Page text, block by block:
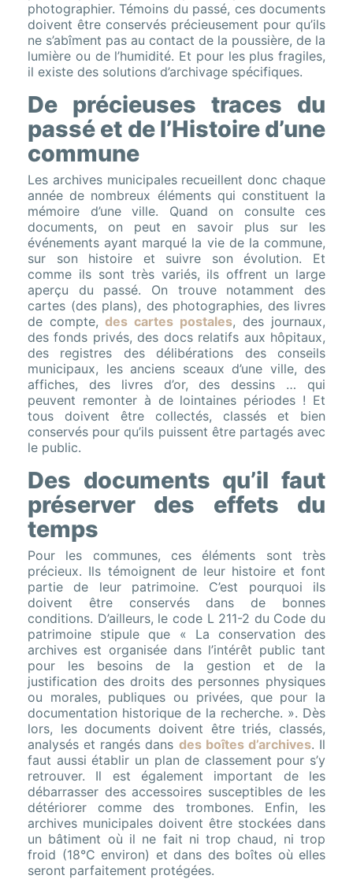
photographier. Témoins du passé, ces documents
doivent être conservés précieusement pour qu’ils
ne s’abîment pas au contact de la poussière, de la
lumière ou de l’humidité. Et pour les plus fragiles,
il existe des solutions d’archivage spécifiques.
De précieuses traces du
passé et de l’Histoire d’une
commune
Les archives municipales recueillent donc chaque
année de nombreux éléments qui constituent la
mémoire d’une ville. Quand on consulte ces
documents, on peut en savoir plus sur les
événements ayant marqué la vie de la commune,
sur son histoire et suivre son évolution. Et
comme ils sont très variés, ils offrent un large
aperçu du passé. On trouve notamment des
cartes (des plans), des photographies, des livres
de compte, des cartes postales, des journaux,
des fonds privés, des docs relatifs aux hôpitaux,
des registres des délibérations des conseils
municipaux, les anciens sceaux d’une ville, des
affiches, des livres d’or, des dessins … qui
peuvent remonter à de lointaines périodes ! Et
tous doivent être collectés, classés et bien
conservés pour qu’ils puissent être partagés avec
le public.
Des documents qu’il faut
préserver des effets du
temps
Pour les communes, ces éléments sont très
précieux. Ils témoignent de leur histoire et font
partie de leur patrimoine. C’est pourquoi ils
doivent être conservés dans de bonnes
conditions. D’ailleurs, le code L 211-2 du Code du
patrimoine stipule que « La conservation des
archives est organisée dans l’intérêt public tant
pour les besoins de la gestion et de la
justification des droits des personnes physiques
ou morales, publiques ou privées, que pour la
documentation historique de la recherche. ». Dès
lors, les documents doivent être triés, classés,
analysés et rangés dans des boîtes d’archives. Il
faut aussi établir un plan de classement pour s’y
retrouver. Il est également important de les
débarrasser des accessoires susceptibles de les
détériorer comme des trombones. Enfin, les
archives municipales doivent être stockées dans
un bâtiment où il ne fait ni trop chaud, ni trop
froid (18°C environ) et dans des boîtes où elles
seront parfaitement protégées.